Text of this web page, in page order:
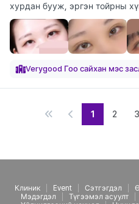
хурдан бууж, эргэн тойрны
Verygood Гоо сайхан мэс
1 2 3
Клиник Event Сэтгэгдэл
Мэдэгдэл
Түгээмэл асуулт